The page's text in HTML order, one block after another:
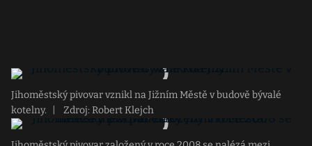
Jihoměstský pivovar vznikl na Jižním Městě v budově bývalé
kotelny.
Zdroj: Robert Klejch